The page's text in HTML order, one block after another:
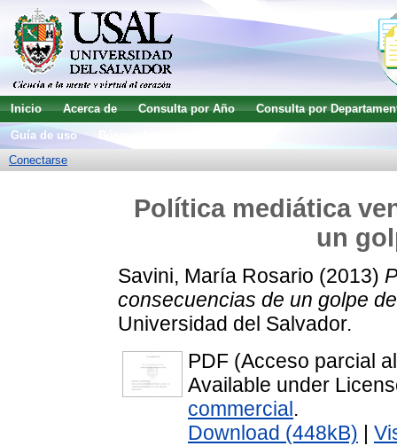
Inicio Acerca de Consulta por Año
Consulta por
Guía de uso
Conectarse
Política mediática
un
Savini, María Rosario (2013)
consecuencias de un golpe
Universidad del Salvador.
PDF (Acceso parcial
Available under
commercial .
Download (448kB)